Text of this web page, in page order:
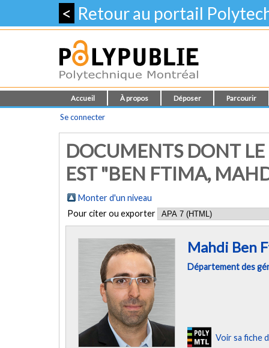
< Retour au portail
Accueil À propos Déposer Parcourir
Se connecter
DOCUMENTS DONT
EST "BEN FTIMA,
Monter d'un niveau
Pour citer ou exporter
Mahdi Ben
Département des
Voir sa fiche